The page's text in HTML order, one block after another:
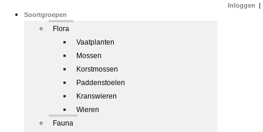
Soortgroepen
Flora
Vaatplanten
Mossen
Korstmossen
Paddenstoelen
Kranswieren
Wieren
Fauna
Inloggen |